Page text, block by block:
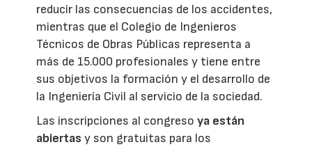
reducir las consecuencias de los accidentes,
mientras que el Colegio de Ingenieros
Técnicos de Obras Públicas representa a
más de 15.000 profesionales y tiene entre
sus objetivos la formación y el desarrollo de
la Ingeniería Civil al servicio de la sociedad.
Las inscripciones al congresoya están
abiertas y son gratuitas para los